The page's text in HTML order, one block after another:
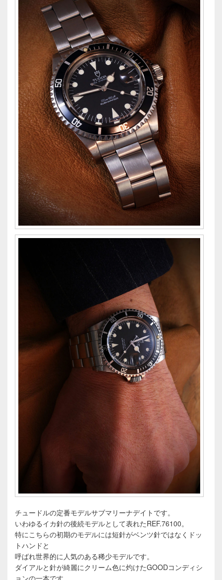
チュードルの定番モデルサブマリーナデイトです。
いわゆるイカ針の後続モデルとして表れたREF.76100。
特にこちらの初期のモデルには短針がベンツ針ではなくドッ
トハンドと
呼ばれ世界的に人気のある稀少モデルです。
ダイアルと針が綺麗にクリーム色に灼けたGOODコンディシ